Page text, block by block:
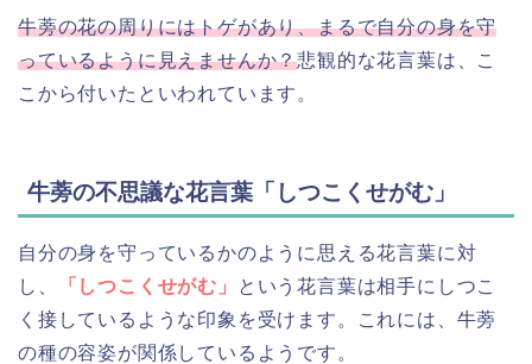
牛蒡の花の周りにはトゲがあり、まるで自分の身を守
っているように見えませんか？悲観的な花言葉は、こ
こから付いたといわれています。
牛蒡の不思議な花言葉「しつこくせがむ」
自分の身を守っているかのように思える花言葉に対
し、
「しつこくせがむ」
という花言葉は相手にしつこ
く接しているような印象を受けます。これには、牛蒡
の種の容姿が関係しているようです。